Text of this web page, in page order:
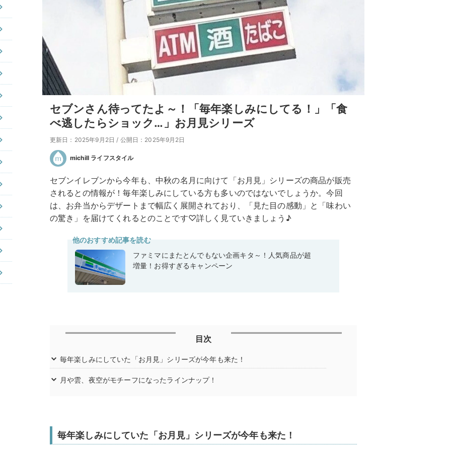
セブンさん待ってたよ～！「毎年楽しみにしてる！」「食
べ逃したらショック…」お月見シリーズ
更新日：2025年9月2日 / 公開日：2025年9月2日
michill ライフスタイル
セブンイレブンから今年も、中秋の名月に向けて「お月見」シリーズの商品が販売
されるとの情報が！毎年楽しみにしている方も多いのではないでしょうか。今回
は、お弁当からデザートまで幅広く展開されており、「見た目の感動」と「味わい
の驚き」を届けてくれるとのことです♡詳しく見ていきましょう♪
他のおすすめ記事を読む
ファミマにまたとんでもない企画キタ～！人気商品が超
増量！お得すぎるキャンペーン
目次
毎年楽しみにしていた「お月見」シリーズが今年も来た！
月や雲、夜空がモチーフになったラインナップ！
毎年楽しみにしていた「お月見」シリーズが今年も来た！